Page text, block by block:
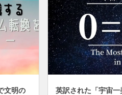
文明の
英訳された「宇宙